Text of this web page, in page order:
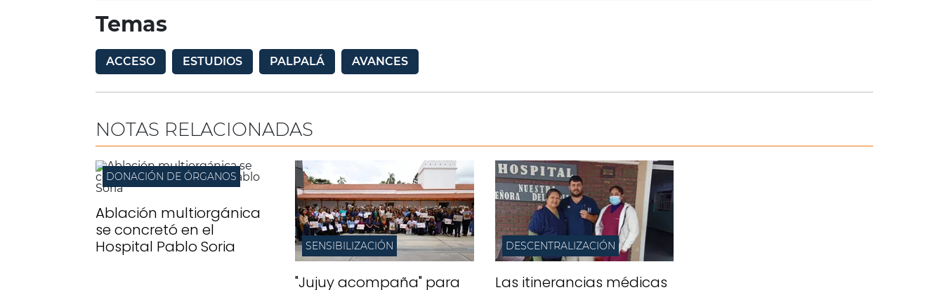
Temas
ACCESO ESTUDIOS PALPALÁ AVANCES
NOTAS RELACIONADAS
DONACIÓN DE ÓRGANOS
Ablación multiorgánica
se concretó en el
Hospital Pablo Soria
SENSIBILIZACIÓN
"Jujuy acompaña" para
DESCENTRALIZACIÓN
Las itinerancias médicas